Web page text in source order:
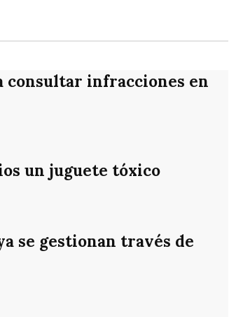
infracciones en
un juguete tóxico
se gestionan través de